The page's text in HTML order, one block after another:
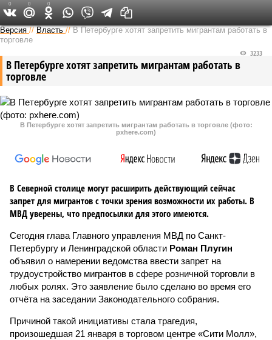
Версия на Неве
Версия //Власть //В Петербурге хотят запретить мигрантам работать в
торговле
В Петербурге хотят запретить мигрантам работать в
торговле
3233
В Петербурге хотят запретить мигрантам работать в торговле (фото:
pxhere.com)
В Северной столице могут расширить действующий сейчас
запрет для мигрантов с точки зрения возможности их работы. В
МВД уверены, что предпосылки для этого имеются.
Сегодня глава Главного управления МВД по Санкт-
Петербургу и Ленинградской области Роман Плугин
объявил о намерении ведомства ввести запрет на
трудоустройство мигрантов в сфере розничной торговли в
любых ролях. Это заявление было сделано во время его
отчёта на заседании Законодательного собрания.
Причиной такой инициативы стала трагедия,
произошедшая 21 января в торговом центре «Сити Молл»,
0 0 0